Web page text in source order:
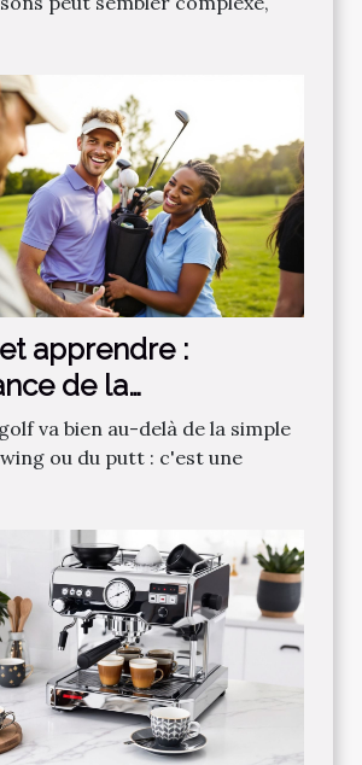
apprendre :
de la
dans
du golf
va bien au-delà de la simple
ou du putt : c'est une